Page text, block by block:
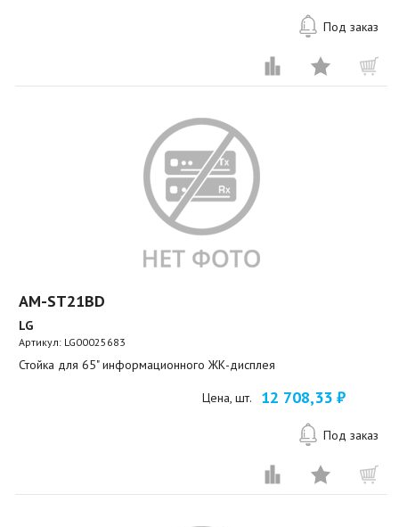
Под заказ
AM-ST21BD
LG
Артикул: LG00025683
Стойка для 65" информационного ЖК-дисплея
Цена, шт. 12 708,33 ₽
Под заказ